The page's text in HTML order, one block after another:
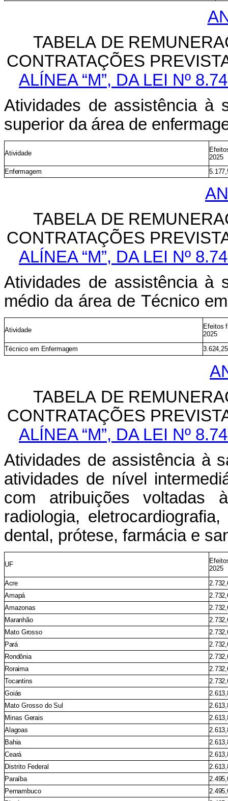
TABELA DE
CONTRATAÇÕES
ALÍNEA “M”, DA LEI Nº
Atividades de assistência à
superior da área de
Atividade
2025
Enfermagem
TABELA DE
CONTRATAÇÕES
ALÍNEA “M”, DA LEI Nº
Atividades de assistência à
médio da área de Técnico
Atividade Efeitos
2025
Técnico em Enfermagem 3.624,25
TABELA DE
CONTRATAÇÕES
ALÍNEA “M”, DA LEI Nº
Atividades de assistência à
atividades de nível
com atribuições voltadas
radiologia,
dental, prótese, farmácia e
UF
2025
Acre
Amapá
Amazonas
Maranhão
Mato Grosso
Pará
Rondônia
Roraima
Tocantins
Goiás
Mato Grosso do Sul
Minas Gerais
Alagoas
Bahia
Ceará
Distrito Federal
Paraíba
Pernambuco